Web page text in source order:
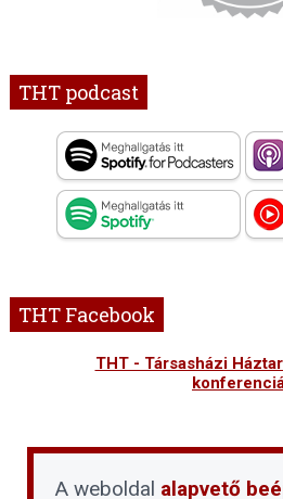
THT podcast
THT Facebook
THT - Társasházi
A weboldal alapvető